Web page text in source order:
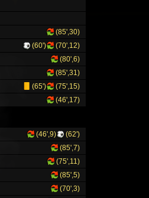
(85',30)
(70',12)
(60')
(80',6)
(85',31)
(75',15)
(65')
(46',17)
(62')
(46',9)
(85',7)
(75',11)
(85',5)
(70',3)